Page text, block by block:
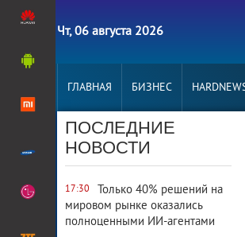
Чт, 06 августа 2026
ГЛАВНАЯ БИЗНЕС
ПОСЛЕДНИЕ
НОВОСТИ
17:30
Только 40% решений на
мировом рынке оказались
полноценными ИИ-агентами